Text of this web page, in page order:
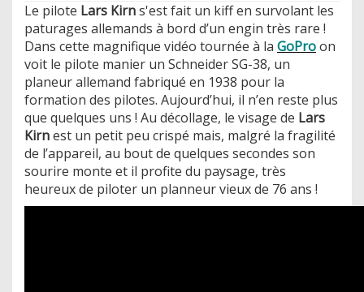
Le pilote Lars Kirns'est fait un kiff en survolant les
paturages allemands à bord d’un engin très rare !
Dans cette magnifique vidéo tournée à la GoProon
voit le pilote manier un Schneider SG-38, un
planeur allemand fabriqué en 1938 pour la
formation des pilotes. Aujourd’hui, il n’en reste plus
que quelques uns ! Au décollage, le visage de Lars
Kirnest un petit peu crispé mais, malgré la fragilité
de l’appareil, au bout de quelques secondes son
sourire monte et il profite du paysage, très
heureux de piloter un planneur vieux de 76 ans !